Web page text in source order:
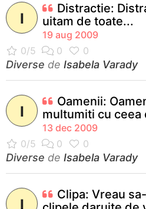
I
Distractie:
uitam de toate...
19 aug 2009
Diverse de Isabela Varady
I
Oamenii:
multumiti cu ceea
13 dec 2009
Diverse de Isabela Varady
I
Clipa: Vreau